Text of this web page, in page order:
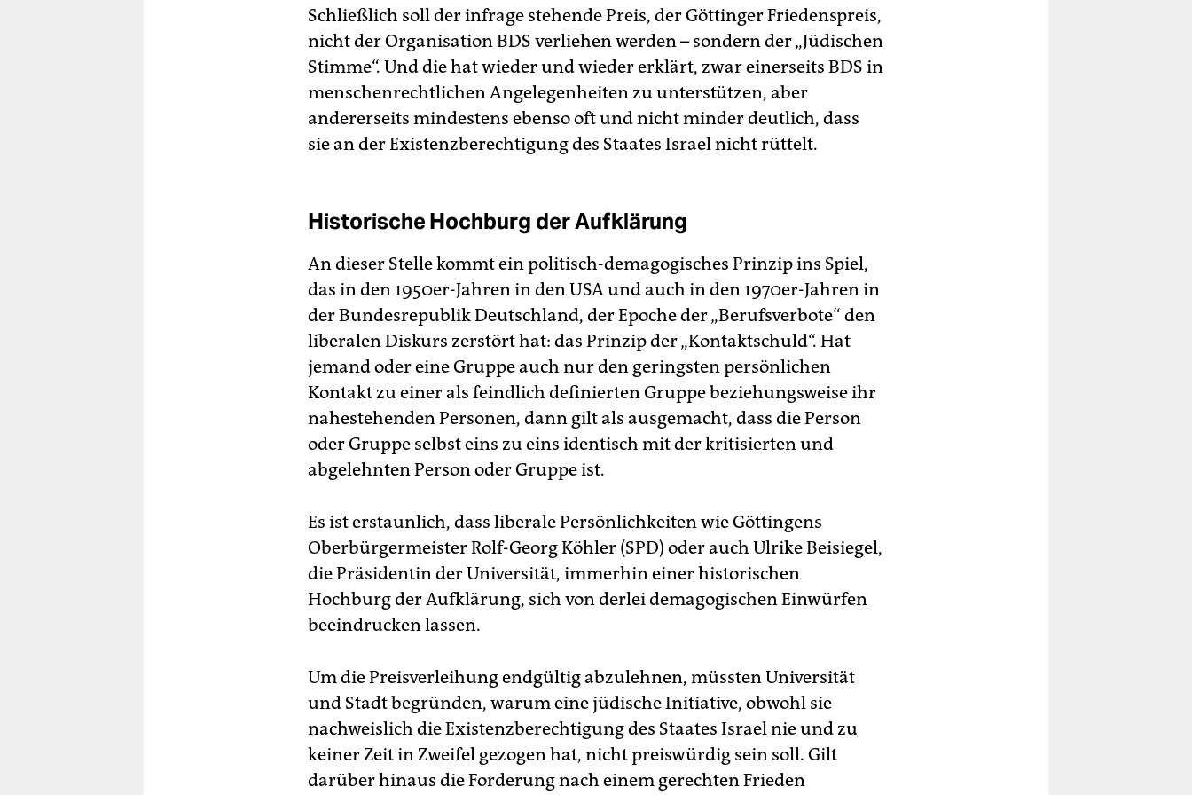
Schließlich soll der infrage stehende Preis, der Göttinger Friedenspreis,
nicht der Organisation BDS verliehen werden – sondern der „Jüdischen
Stimme“. Und die hat wieder und wieder erklärt, zwar einerseits BDS in
menschenrechtlichen Angelegenheiten zu unterstützen, aber
andererseits mindestens ebenso oft und nicht minder deutlich, dass
sie an der Existenzberechtigung des Staates Israel nicht rüttelt.
Historische Hochburg der Aufklärung
An dieser Stelle kommt ein politisch-demagogisches Prinzip ins Spiel,
das in den 1950er-Jahren in den USA und auch in den 1970er-Jahren in
der Bundesrepublik Deutschland, der Epoche der „Berufsverbote“ den
liberalen Diskurs zerstört hat: das Prinzip der „Kontaktschuld“. Hat
jemand oder eine Gruppe auch nur den geringsten persönlichen
Kontakt zu einer als feindlich definierten Gruppe beziehungsweise ihr
nahestehenden Personen, dann gilt als ausgemacht, dass die Person
oder Gruppe selbst eins zu eins identisch mit der kritisierten und
abgelehnten Person oder Gruppe ist.
Es ist erstaunlich, dass liberale Persönlichkeiten wie Göttingens
Oberbürgermeister Rolf-Georg Köhler (SPD) oder auch Ulrike Beisiegel,
die Präsidentin der Universität, immerhin einer historischen
Hochburg der Aufklärung, sich von derlei demagogischen Einwürfen
beeindrucken lassen.
Um die Preisverleihung endgültig abzulehnen, müssten Universität
und Stadt begründen, warum eine jüdische Initiative, obwohl sie
nachweislich die Existenzberechtigung des Staates Israel nie und zu
keiner Zeit in Zweifel gezogen hat, nicht preiswürdig sein soll. Gilt
darüber hinaus die Forderung nach einem gerechten Frieden